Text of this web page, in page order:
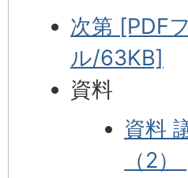
次第 [PDF
ル/63KB]
資料
資料
（2